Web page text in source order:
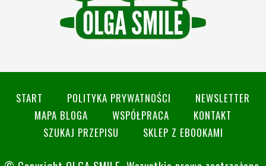
START POLITYKA PRYWATNOŚCI
NEWSLETTER
MAPA BLOGA
WSPÓŁPRACA
KONTAKT
SZUKAJ PRZEPISU
SKLEP Z EBOOKAMI